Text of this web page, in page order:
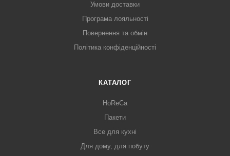
Умови доставки
Програма лояльності
Повернення та обмін
Політика конфіденційності
КАТАЛОГ
HoReCa
Пакети
Все для кухні
Для дому, для побуту